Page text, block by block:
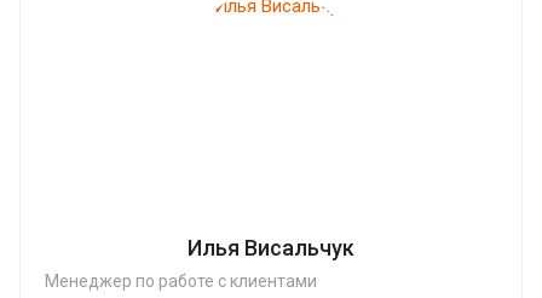
Илья Висальчук
Менеджер по работе с клиентами